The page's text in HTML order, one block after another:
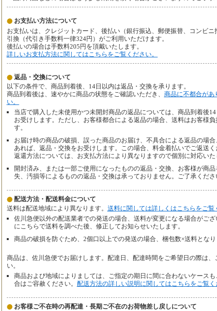
お支払い方法について
お支払いは、クレジットカード、後払い（銀行振込、郵便振替、コンビニ
引換（代引き手数料一律324円）がご利用いただけます。
後払いの場合は手数料205円を頂戴いたします。
詳しいお支払方法に関してはこちらをご覧ください。
返品・交換について
以下の条件で、商品到着後、14日以内は返品・交換を承ります。
商品到着後は、速やかに商品の状態をご確認いただき、 商品に不都合があ
い。
当店で購入した未使用かつ未開封商品の返品については、商品到着後
お受けします。ただし、お客様都合による返品の場合、送料はお客様
す。
お届け時の商品の破損、誤った商品のお届け、不具合による返品の場
あれば、返品・交換をお受けします。この場合、料金着払いでご返送
返還方法については、お支払方法により異なりますので個別に対応いた
開封済み、または一部ご使用になったものの返品・交換、お客様が商
失、汚損等によるものの返品・交換は承っておりません。ご了承くださ
配送方法・配送料金について
送料は配送地域により異なります。 送料に関しては詳しくはこちらをご覧
佐川急便以外の配送業者での発送の場合、送料が変更になる場合がご
にこちらで送料を調べた後、修正してお知らせいたします。
商品の破損を防ぐため、2個口以上での発送の場合、梱包数×送料とな
商品は、佐川急便でお届けします。配達日、配達時間をご希望日の際は
い。
商品および地域によりましては、ご指定の期日に間に合わないケース
合はご容赦ください。 配送方法の詳しい説明に関してはこちらをご覧く
お客様ご不在時の再配達・長期ご不在のお荷物差し戻しについて